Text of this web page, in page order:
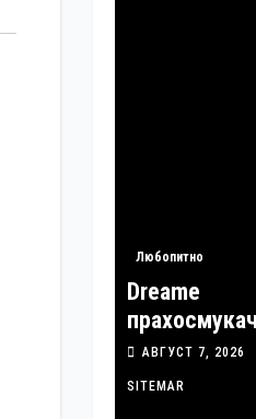
Любопитно
Dreame
мокро и сухо
почистване
АВГУСТ 7, 2026
SITEMAR